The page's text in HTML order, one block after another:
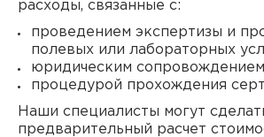
расходы, связанные с:
проведением экспертизы и
полевых или лабораторных
юридическим
процедурой прохождения
Наши специалисты могут
предварительный расчет